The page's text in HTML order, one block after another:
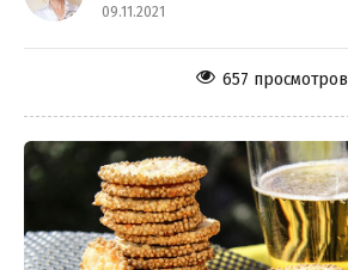
09.11.2021
657 просмотров